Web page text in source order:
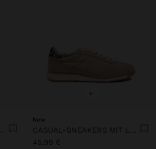
+
New
45,99 €